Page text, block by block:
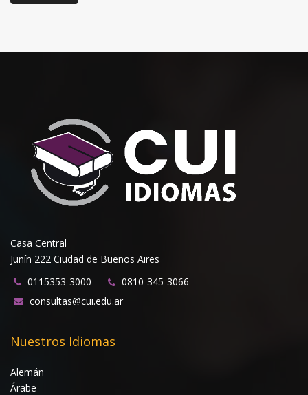
Casa Central
Junín 222 Ciudad de Buenos Aires
0115353-3000
0810-345-3066
consultas@cui.edu.ar
Nuestros Idiomas
Alemán
Árabe